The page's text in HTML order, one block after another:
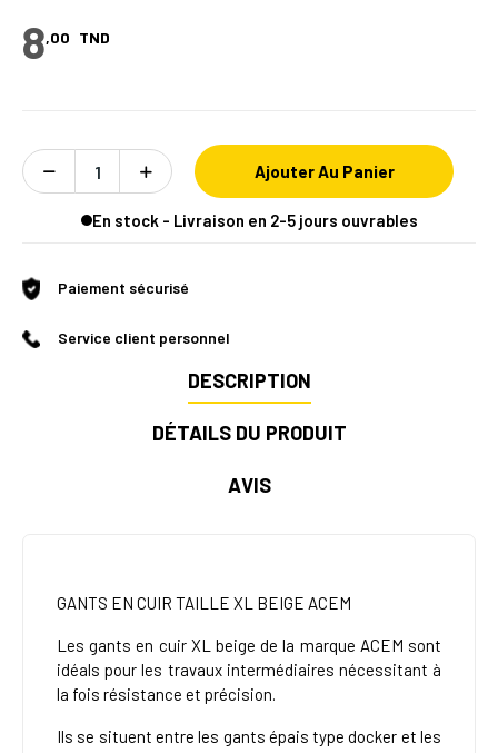
8,00 TND
Ajouter Au Panier
En stock - Livraison en 2-5 jours ouvrables
Paiement sécurisé
Service client personnel
DESCRIPTION
DÉTAILS DU PRODUIT
AVIS
GANTS EN CUIR TAILLE XL BEIGE ACEM
Les gants en cuir XL beige de la marque ACEM sont
idéals pour les travaux intermédiaires nécessitant à
la fois résistance et précision.
Ils se situent entre les gants épais type docker et les